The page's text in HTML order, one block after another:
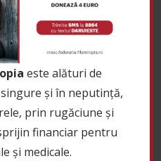
de formare profesională
2012, are plăcerea să vă
14 martie – 6 aprilie
profesională,
”, cod COR 341202.
Cursul se
adresează
este alături de
și în neputință,
prin rugăciune și
financiar pentru
și medicale.